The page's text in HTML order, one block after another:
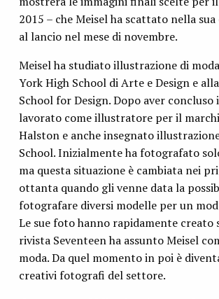
2015 – che Meisel ha scattato nella
al lancio nel mese di novembre.
Meisel ha studiato illustrazione di
York High School di Arte e Design e
School for Design. Dopo aver concluso
lavorato come illustratore per il
Halston e anche insegnato
School. Inizialmente ha fotografato
ma questa situazione è cambiata nei
ottanta quando gli venne data la
fotografare diversi modelle per un
Le sue foto hanno rapidamente creato
rivista Seventeen ha assunto Meisel
moda. Da quel momento in poi è
creativi fotografi del settore.